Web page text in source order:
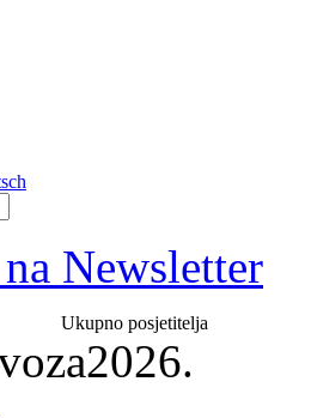
Newsletter
Ukupno posjetitelja
2026.